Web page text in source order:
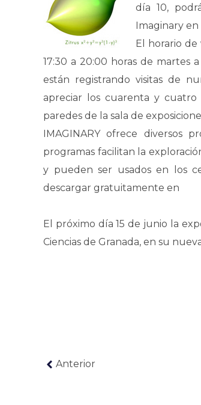
día 10,
Imaginary
El horario de
17:30 a 20:00 horas de martes
están registrando visitas de
apreciar los cuarenta y cuatro
paredes de la sala de
IMAGINARY ofrece diversos
programas facilitan la
y pueden ser usados en los
descargar gratuitamente en
El próximo día 15 de junio la
Ciencias de Granada, en su
Anterior